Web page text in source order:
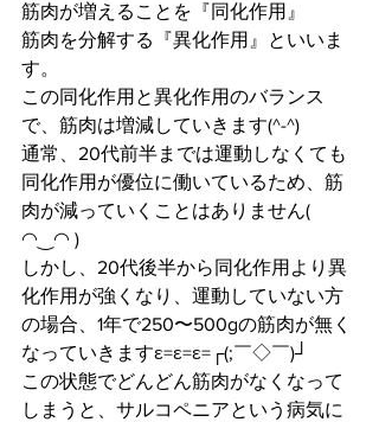
筋肉が増えることを『同化作用』
筋肉を分解する『異化作用』といいま
す。
この同化作用と異化作用のバランス
で、筋肉は増減していきます(^-^)
通常、20代前半までは運動しなくても
同化作用が優位に働いているため、筋
肉が減っていくことはありません(
◠‿◠ )
しかし、20代後半から同化作用より異
化作用が強くなり、運動していない方
の場合、1年で250〜500gの筋肉が無く
なっていきますε=ε=ε=┌(;￣◇￣)┘
この状態でどんどん筋肉がなくなって
しまうと、サルコペニアという病気に